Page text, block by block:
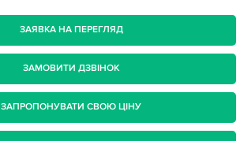
ЗАЯВКА НА ПЕРЕГЛЯД
ЗАМОВИТИ ДЗВІНОК
ЗАПРОПОНУВАТИ СВОЮ ЦІНУ